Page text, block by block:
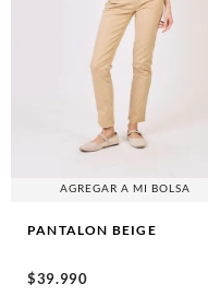
AGREGAR A MI BOLSA
PANTALON BEIGE
$39.990